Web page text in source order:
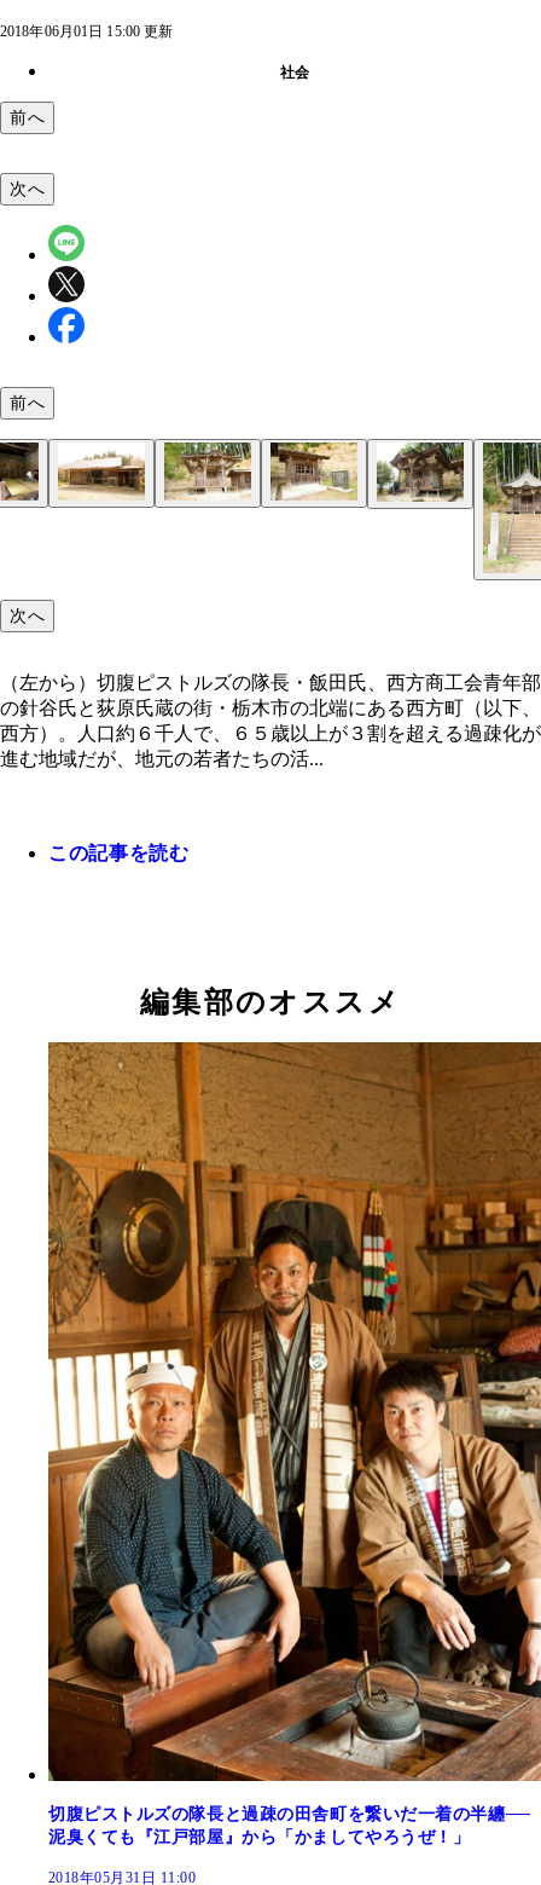
2018年06月01日 15:00 更新
社会
前へ
ど田舎にしかた祭りで披露された「襖からくり」
江戸部屋作りに着手する荻原氏（左）と針谷氏（
地域の廃材や蔵からの救出品を使用して作られた
地域の人達で供養を行ない、伝説を偲（しの）ん
雨ざらしで捨てられていた祠を修復し、神棚とし
次へ
前へ
次へ
（左から）切腹ピストルズの隊長・飯田氏、西方商工会青年部
の針谷氏と荻原氏蔵の街・栃木市の北端にある西方町（以下、
西方）。人口約６千人で、６５歳以上が３割を超える過疎化が
進む地域だが、地元の若者たちの活...
この記事を読む
編集部のオススメ
切腹ピストルズの隊長と過疎の田舎町を繋いだ一着の半纏──
泥臭くても『江戸部屋』から「かましてやろうぜ！」
2018年05月31日 11:00